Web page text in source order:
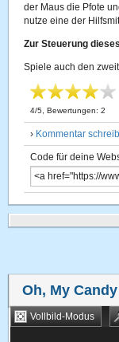
der Maus die Pfote
nutze eine der
Zur Steuerung
Spiele auch den
4/5 , Bewertungen:2
› Kommentar
Code für deine
Oh, My Candy
Vollbild-Modus